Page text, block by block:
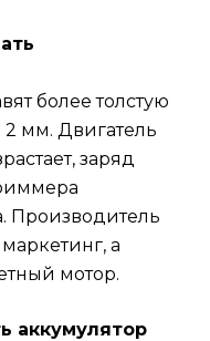
более толстую
2 мм. Двигатель
заряд
Производитель
а
мотор.
аккумулятор